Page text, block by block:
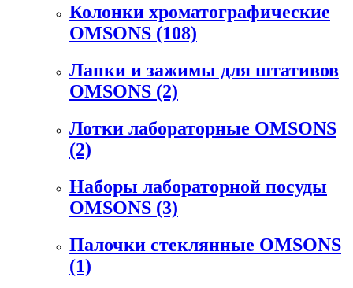
Колонки хроматографические
OMSONS (108)
Лапки и зажимы для штативов
OMSONS (2)
Лотки лабораторные OMSONS
(2)
Наборы лабораторной посуды
OMSONS (3)
Палочки стеклянные OMSONS
(1)